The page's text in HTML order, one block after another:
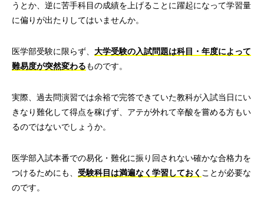
うとか、逆に苦手科目の成績を上げることに躍起になって学習量
に偏りが出たりしてはいませんか。
医学部受験に限らず、 大学受験の入試問題は科目・年度によって
難易度が突然変わるものです。
実際、過去問演習では余裕で完答できていた教科が入試当日にい
きなり難化して得点を稼げず、アテが外れて辛酸を嘗める方もい
るのではないでしょうか。
医学部入試本番での易化・難化に振り回されない確かな合格力を
つけるためにも、 受験科目は満遍なく学習しておく ことが必要な
のです。